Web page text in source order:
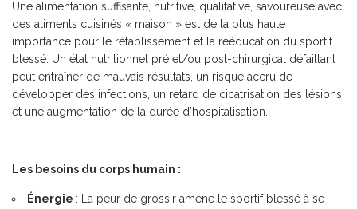
Une alimentation suffisante, nutritive, qualitative, savoureuse avec
des aliments cuisinés « maison » est de la plus haute
importance pour le rétablissement et la rééducation du sportif
blessé. Un état nutritionnel pré et/ou post-chirurgical défaillant
peut entraîner de mauvais résultats, un risque accru de
développer des infections, un retard de cicatrisation des lésions
et une augmentation de la durée d’hospitalisation.
Les besoins du corps humain :
Énergie : La peur de grossir amène le sportif blessé à se